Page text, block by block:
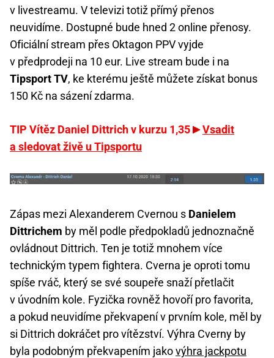
v livestreamu. V televizi totiž přímý přenos
neuvidíme. Dostupné bude hned 2 online přenosy.
Oficiální stream přes Oktagon PPV vyjde
v předprodeji na 10 eur. Live stream bude i na
Tipsport TV, ke kterému ještě můžete získat bonus
150 Kč na sázení zdarma.
TIP Vítěz Daniel Dittrich v kurzu 1,35
Vsadit
a sledovat živě u Tipsportu
Zápas mezi Alexanderem Cvernou s Danielem
Dittrichem by měl podle předpokladů jednoznačně
ovládnout Dittrich. Ten je totiž mnohem více
technickým typem fightera. Cverna je oproti tomu
spíše rváč, který se své soupeře snaží přetlačit
v úvodním kole. Fyzička rovněž hovoří pro favorita,
a pokud neuvidíme překvapení v prvním kole, měl by
si Dittrich dokráčet pro vítězství. Výhra Cverny by
byla podobným překvapením jakovýhra jackpotu